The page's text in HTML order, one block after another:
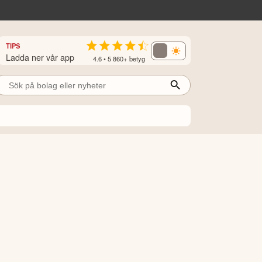
TIPS
Ladda ner vår app 4.6 • 5 860+ betyg